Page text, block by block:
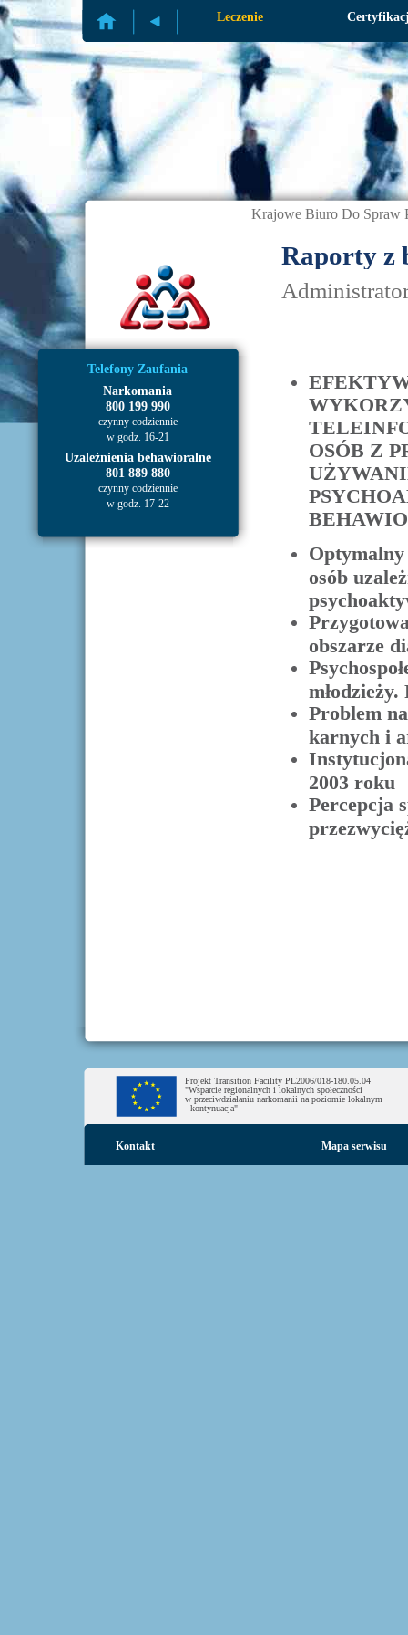
Profilaktyka Leczenie
Telefony Zaufania
Narkomania
800 199 990
czynny codziennie
w godz. 16-21
Uzależnienia behawioralne
801 889 880
czynny codziennie
w godz. 17-22
Krajowe Biuro Do Spraw
Raporty z
OSÓB Z
Optymalny
osób
obszarze
Problem
karnych i
2003 roku
Percepcja
Projekt Transition Facility PL2006/018-180.05.04
"Wsparcie regionalnych i lokalnych społeczności
w przeciwdziałaniu narkomanii na poziomie lokalnym
- kontynuacja"
Kontakt Mapa serwisu